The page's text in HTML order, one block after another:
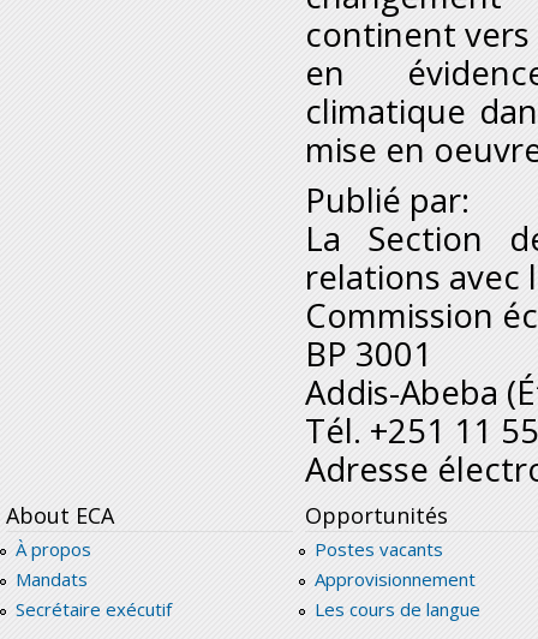
continent
en
climatique
mise en
Publié par:
La Section
relations avec
Commission
BP 3001
Addis-Abeba
Tél. +251 11
Adresse
About ECA
À propos
Mandats
Secrétaire exécutif
Opportunités
Postes vacants
Approvisionnement
Les cours de langue